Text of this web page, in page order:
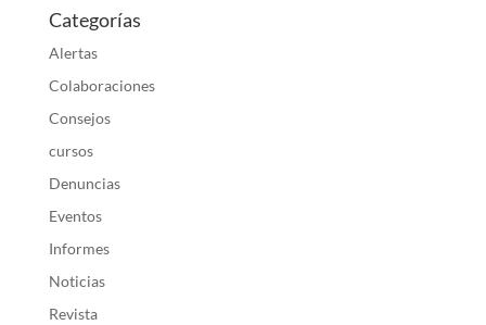
Categorías
Alertas
Colaboraciones
Consejos
cursos
Denuncias
Eventos
Informes
Noticias
Revista